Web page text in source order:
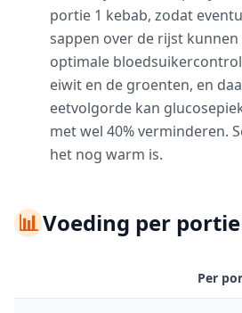
portie 1 kebab, zodat
sappen over de rijst
optimale
eiwit en de groenten, en
eetvolgorde kan
met wel 40% verminderen.
het nog warm is.
📊Voeding per portie
Per